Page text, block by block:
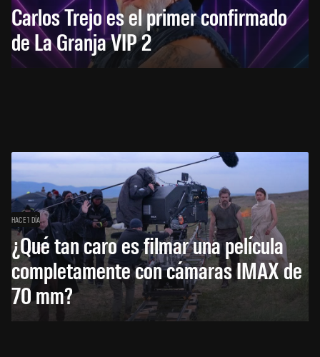
Carlos Trejo es el primer confirmado
de La Granja VIP 2
HACE 1 DÍA
¿Qué tan caro es filmar una película
completamente con cámaras IMAX de
70 mm?